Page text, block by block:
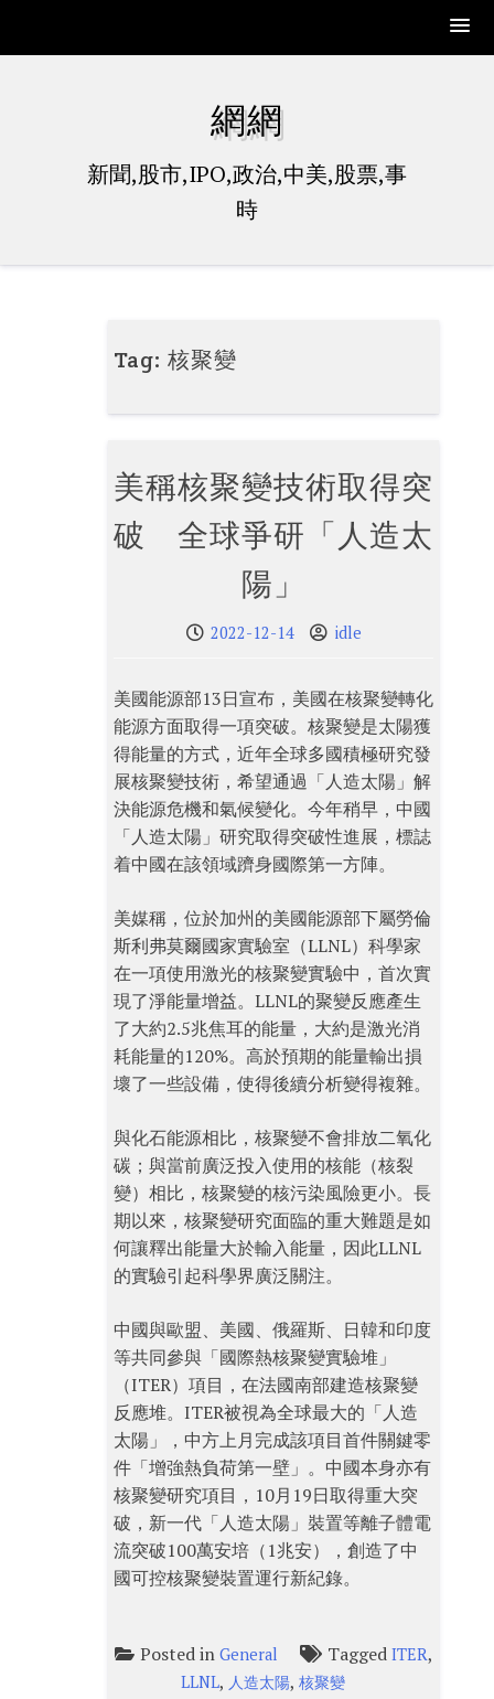
網網
新聞,股市,IPO,政治,中美,股票,事
時
Tag:核聚變
美稱核聚變技術取得突
破 全球爭研「人造太
陽」
2022-12-14 idle
美國能源部13日宣布，美國在核聚變轉化
能源方面取得一項突破。核聚變是太陽獲
得能量的方式，近年全球多國積極研究發
展核聚變技術，希望通過「人造太陽」解
決能源危機和氣候變化。今年稍早，中國
「人造太陽」研究取得突破性進展，標誌
着中國在該領域躋身國際第一方陣。
美媒稱，位於加州的美國能源部下屬勞倫
斯利弗莫爾國家實驗室（LLNL）科學家
在一項使用激光的核聚變實驗中，首次實
現了淨能量增益。LLNL的聚變反應產生
了大約2.5兆焦耳的能量，大約是激光消
耗能量的120%。高於預期的能量輸出損
壞了一些設備，使得後續分析變得複雜。
與化石能源相比，核聚變不會排放二氧化
碳；與當前廣泛投入使用的核能（核裂
變）相比，核聚變的核污染風險更小。長
期以來，核聚變研究面臨的重大難題是如
何讓釋出能量大於輸入能量，因此LLNL
的實驗引起科學界廣泛關注。
中國與歐盟、美國、俄羅斯、日韓和印度
等共同參與「國際熱核聚變實驗堆」
（ITER）項目，在法國南部建造核聚變
反應堆。ITER被視為全球最大的「人造
太陽」，中方上月完成該項目首件關鍵零
件「增強熱負荷第一壁」。中國本身亦有
核聚變研究項目，10月19日取得重大突
破，新一代「人造太陽」裝置等離子體電
流突破100萬安培（1兆安），創造了中
國可控核聚變裝置運行新紀錄。
Posted in General Tagged ITER,
LLNL, 人造太陽, 核聚變